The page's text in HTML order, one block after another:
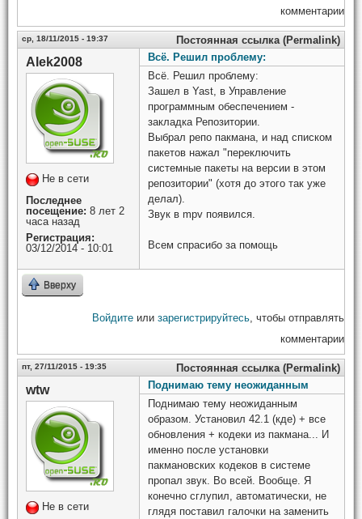
комментарии
ср, 18/11/2015 - 19:37 Постоянная ссылка (Permalink)
Alek2008
Не в сети
Последнее
посещение: 8 лет 2
часа назад
Регистрация:
03/12/2014 - 10:01
Всё. Решил проблему:
Всё. Решил проблему:
Зашел в Yast, в Управление
программным обеспечением -
закладка Репозитории.
Выбрал репо пакмана, и над списком
пакетов нажал "переключить
системные пакеты на версии в этом
репозитории" (хотя до этого так уже
делал).
Звук в mpv появился.
Всем спрасибо за помощь
Вверху
Войдите или зарегистрируйтесь , чтобы отправлять
комментарии
пт, 27/11/2015 - 19:35 Постоянная ссылка (Permalink)
wtw
Не в сети
Поднимаю тему неожиданным
Поднимаю тему неожиданным
образом. Установил 42.1 (кде) + все
обновления + кодеки из пакмана... И
именно после установки
пакмановских кодеков в системе
пропал звук. Во всей. Вообще. Я
конечно сглупил, автоматически, не
глядя поставил галочки на заменить